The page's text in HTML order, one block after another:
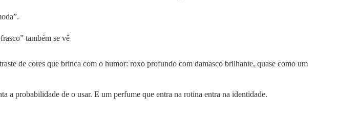
de cores que brinca com o humor: roxo profundo com damasco brilhante, quase como um
a probabilidade de o usar. E um perfume que entra na rotina entra na identidade.